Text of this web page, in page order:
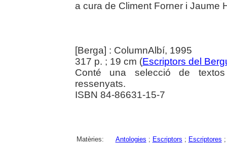
a cura de Climent Forner i Jaume
[Berga] : ColumnAlbí, 1995
317 p. ; 19 cm (Escriptors del
Conté una selecció de
ressenyats.
ISBN 84-86631-15-7
Matèries: Antologies ; Escriptors ; Escriptores